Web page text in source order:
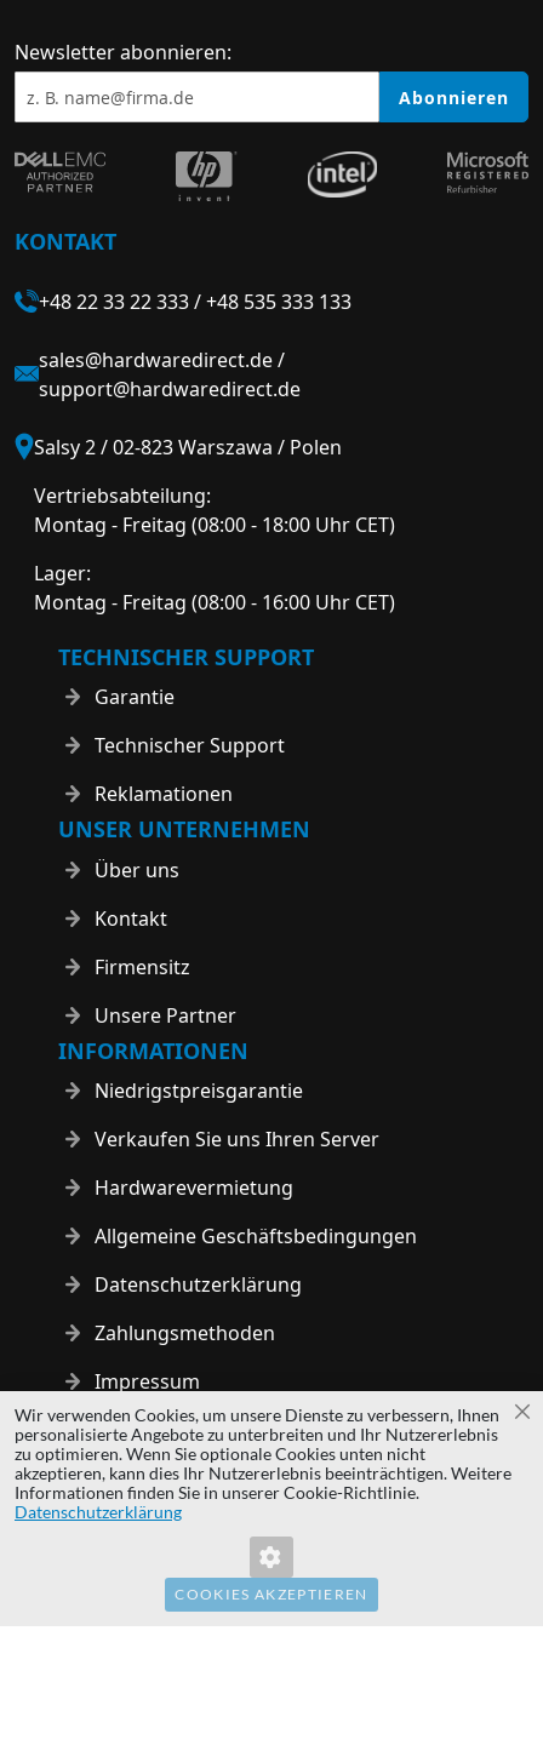
Newsletter abonnieren:
Abonnieren
KONTAKT
+48 22 33 22 333/+48 535 333 133
sales@hardwaredirect.de/
support@hardwaredirect.de
Salsy 2 / 02-823 Warszawa / Polen
Vertriebsabteilung:
Montag - Freitag (08:00 - 18:00 Uhr CET)
Lager:
Montag - Freitag (08:00 - 16:00 Uhr CET)
TECHNISCHER SUPPORT
Garantie
Technischer Support
Reklamationen
UNSER UNTERNEHMEN
Über uns
Kontakt
Firmensitz
Unsere Partner
INFORMATIONEN
Niedrigstpreisgarantie
Verkaufen Sie uns Ihren Server
Hardwarevermietung
Allgemeine Geschäftsbedingungen
Datenschutzerklärung
Zahlungsmethoden
Impressum
Copyright © 2014 - 2026 MS Development | All rights reserved
| All logos and trademarks are properties of their respective
owners.
Wir verwenden Cookies, um unsere Dienste zu verbessern, Ihnen
personalisierte Angebote zu unterbreiten und Ihr Nutzererlebnis
zu optimieren. Wenn Sie optionale Cookies unten nicht
akzeptieren, kann dies Ihr Nutzererlebnis beeinträchtigen. Weitere
Informationen finden Sie in unserer Cookie-Richtlinie.
Datenschutzerklärung
COOKIES AKZEPTIEREN